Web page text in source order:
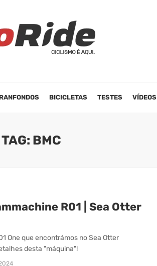
BICICLETAS TESTES VÍDEOS
TAG: BMC
R01 | Sea Otter
One que encontrámos no Sea Otter
desta "máquina"!